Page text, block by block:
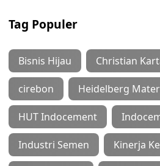
Tag Populer
Bisnis Hijau Christian
cirebon Heidelberg
HUT Indocement
Industri Semen Kinerja